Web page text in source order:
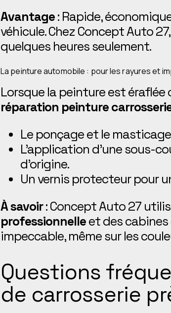
Avantage: Rapide,
véhicule. Chez Concept Auto
quelques heures seulement.
La peinture automobile : pour les rayures et
Lorsque la peinture est
réparation peinture
Le ponçage et le
L’application d’une sous-
d’origine.
Un vernis protecteur pour
À savoir: Concept Auto 27
professionnelleet des
impeccable, même sur les
Questions
de carrosserie